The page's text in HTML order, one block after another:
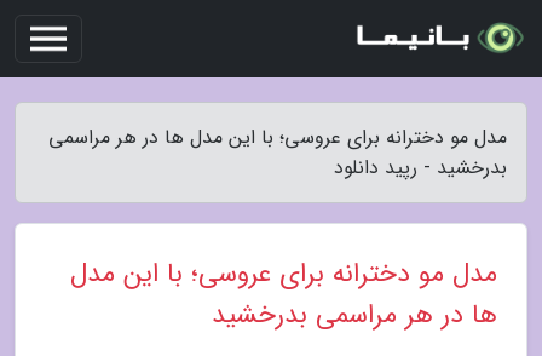
مدل مو دخترانه برای عروسی؛ با این مدل ها در هر مراسمی
بدرخشید - رپید دانلود
مدل مو دخترانه برای عروسی؛ با این مدل
ها در هر مراسمی بدرخشید